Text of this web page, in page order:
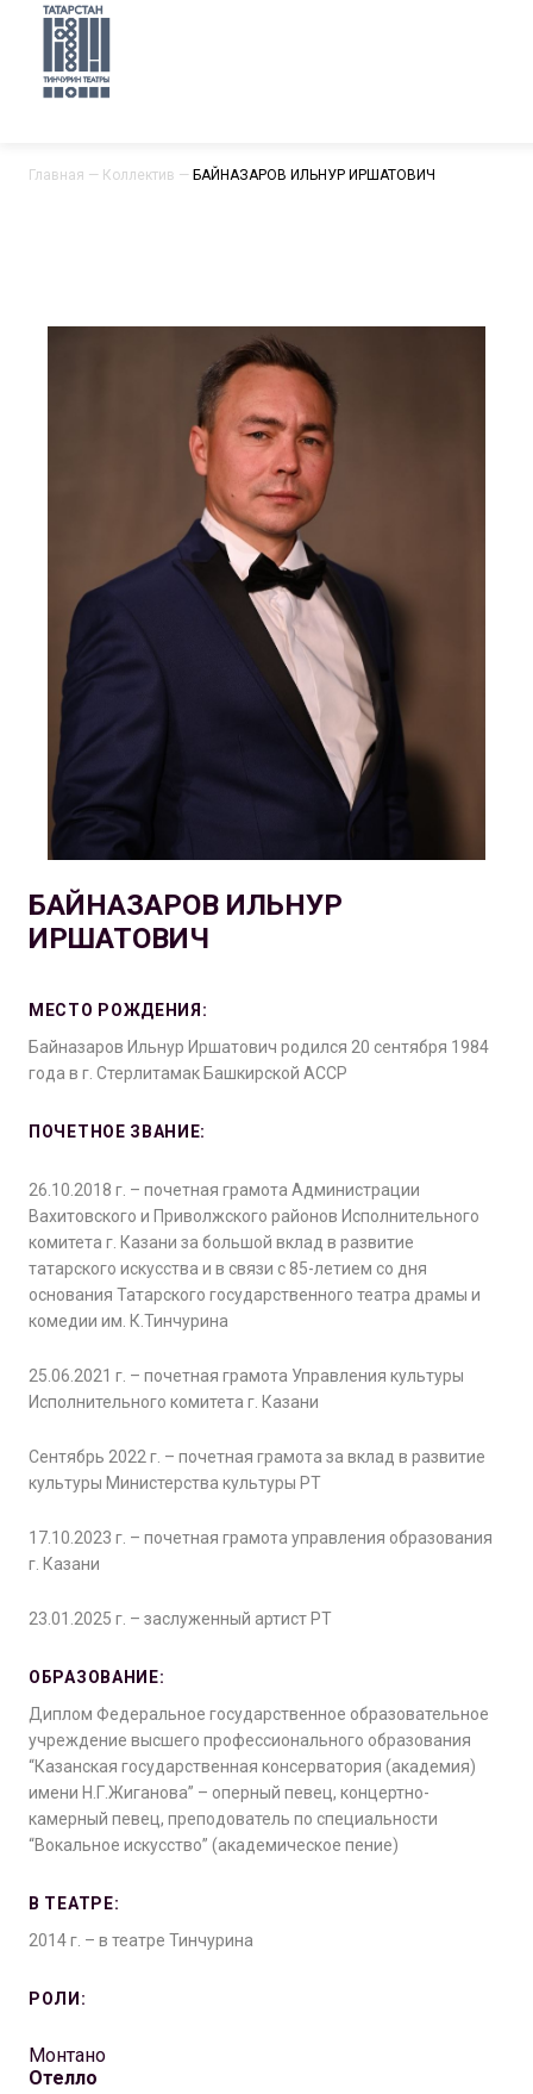
Главная — Коллектив — БАЙНАЗАРОВ ИЛЬНУР ИРШАТОВИЧ
БАЙНАЗАРОВ ИЛЬНУР
ИРШАТОВИЧ
МЕСТО РОЖДЕНИЯ:
Байназаров Ильнур Иршатович родился 20 сентября 1984
года в г. Стерлитамак Башкирской АССР
ПОЧЕТНОЕ ЗВАНИЕ:
26.10.2018 г. – почетная грамота Администрации
Вахитовского и Приволжского районов Исполнительного
комитета г. Казани за большой вклад в развитие
татарского искусства и в связи с 85-летием со дня
основания Татарского государственного театра драмы и
комедии им. К.Тинчурина
25.06.2021 г. – почетная грамота Управления культуры
Исполнительного комитета г. Казани
Сентябрь 2022 г. – почетная грамота за вклад в развитие
культуры Министерства культуры РТ
17.10.2023 г. – почетная грамота управления образования
г. Казани
23.01.2025 г. – заслуженный артист РТ
ОБРАЗОВАНИЕ:
Диплом Федеральное государственное образовательное
учреждение высшего профессионального образования
“Казанская государственная консерватория (академия)
имени Н.Г.Жиганова” – оперный певец, концертно-
камерный певец, преподователь по специальности
“Вокальное искусство” (академическое пение)
В ТЕАТРЕ:
2014 г. – в театре Тинчурина
РОЛИ:
Монтано
Отелло